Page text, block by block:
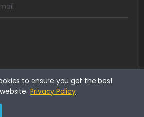
to ensure you get the best
Privacy Policy